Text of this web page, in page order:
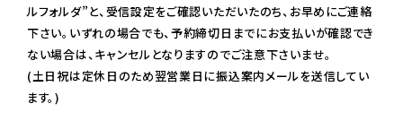
ルフォルダ”と、受信設定をご確認いただいたのち、お早めにご連絡
下さい。いずれの場合でも、予約締切日までにお支払いが確認でき
ない場合は、キャンセルとなりますのでご注意下さいませ。
(土日祝は定休日のため翌営業日に振込案内メールを送信してい
ます。)